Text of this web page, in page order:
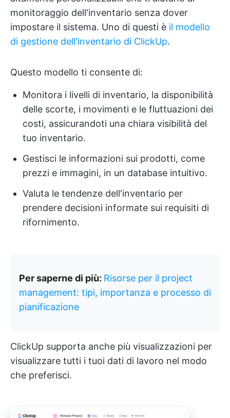
monitoraggio dell'inventario senza dover
impostare il sistema. Uno di questi è il modello
di gestione dell'inventario di ClickUp.
Questo modello ti consente di:
Monitora i livelli di inventario, la disponibilità
delle scorte, i movimenti e le fluttuazioni dei
costi, assicurandoti una chiara visibilità del
tuo inventario.
Gestisci le informazioni sui prodotti, come
prezzi e immagini, in un database intuitivo.
Valuta le tendenze dell'inventario per
prendere decisioni informate sui requisiti di
rifornimento.
Per saperne di più: Risorse per il project
management: tipi, importanza e processo di
pianificazione
ClickUp supporta anche più visualizzazioni per
visualizzare tutti i tuoi dati di lavoro nel modo
che preferisci.